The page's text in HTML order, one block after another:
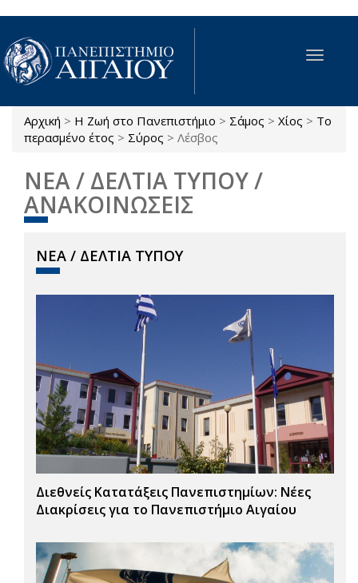
Παράκαμψη προς το κυρίως περιεχόμενο
Toggle
Είστε εδώ
Αρχική > Η Ζωή στο Πανεπιστήμιο > Σάμος > Χίος > Το
περασμένο έτος > Σύρος > Λέσβος
ΝΕΑ / ΔΕΛΤΙΑ ΤΥΠΟΥ /
ΑΝΑΚΟΙΝΩΣΕΙΣ
ΝΕΑ / ΔΕΛΤΙΑ ΤΥΠΟΥ
Διεθνείς Κατατάξεις Πανεπιστημίων: Νέες
Διακρίσεις για το Πανεπιστήμιο Αιγαίου